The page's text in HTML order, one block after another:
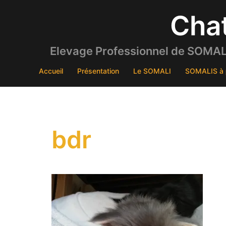
Elevage Professionnel de
Accueil Présentation Le SOMALI SOMALIS à
bdr